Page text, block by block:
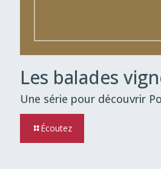
Les balades
Une série pour découvrir
Écoutez